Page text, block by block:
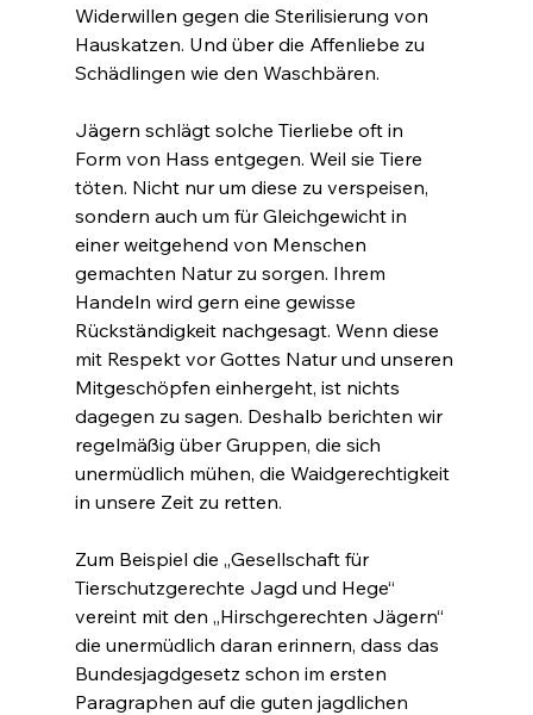
Widerwillen gegen die Sterilisierung von
Hauskatzen. Und über die Affenliebe zu
Schädlingen wie den Waschbären.
Jägern schlägt solche Tierliebe oft in
Form von Hass entgegen. Weil sie Tiere
töten. Nicht nur um diese zu verspeisen,
sondern auch um für Gleichgewicht in
einer weitgehend von Menschen
gemachten Natur zu sorgen. Ihrem
Handeln wird gern eine gewisse
Rückständigkeit nachgesagt. Wenn diese
mit Respekt vor Gottes Natur und unseren
Mitgeschöpfen einhergeht, ist nichts
dagegen zu sagen. Deshalb berichten wir
regelmäßig über Gruppen, die sich
unermüdlich mühen, die Waidgerechtigkeit
in unsere Zeit zu retten.
Zum Beispiel die „Gesellschaft für
Tierschutzgerechte Jagd und Hege“
vereint mit den „Hirschgerechten Jägern“
die unermüdlich daran erinnern, dass das
Bundesjagdgesetz schon im ersten
Paragraphen auf die guten jagdlichen